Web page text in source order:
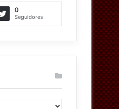
0
Seguidores